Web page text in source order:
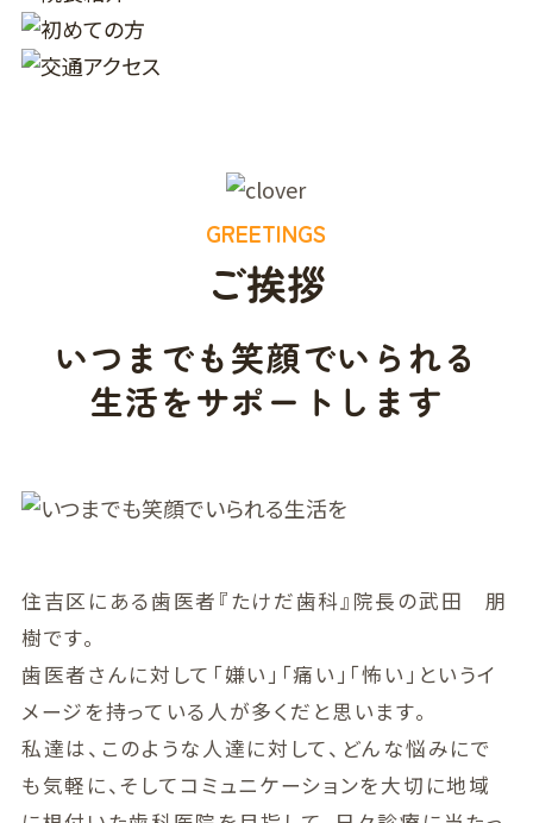
GREETINGS
ご挨拶
いつまでも笑顔でいられる
生活をサポートします
住吉区にある歯医者『たけだ歯科』院長の武田 朋
樹です。
歯医者さんに対して「嫌い」「痛い」「怖い」というイ
メージを持っている人が多くだと思います。
私達は、このような人達に対して、どんな悩みにで
も気軽に、そしてコミュニケーションを大切に地域